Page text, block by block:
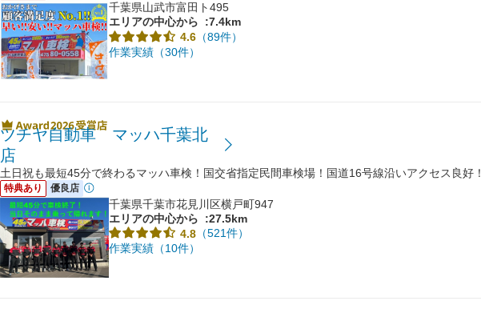
千葉県山武市富田ト495
エリアの中心から
:7.4km
4.6 （89件）
作業実績（30件）
ツチヤ自動車 マッハ千葉北
店
土日祝も最短45分で終わるマッハ車検！国交省指定民間車検場！国道16号線沿いアクセス良好！
特典あり 優良店
千葉県千葉市花見川区横戸町947
エリアの中心から
:27.5km
4.8 （521件）
作業実績（10件）